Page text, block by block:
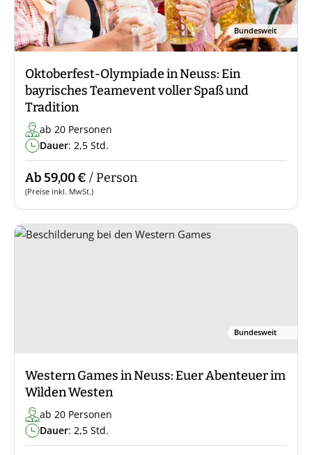
Bundesweit
Oktoberfest-Olympiade in Neuss: Ein
bayrisches Teamevent voller Spaß und
Tradition
ab 20 Personen
Dauer: 2,5 Std.
Ab 59,00 € / Person
(Preise inkl. MwSt.)
Bundesweit
Western Games in Neuss: Euer Abenteuer im
Wilden Westen
ab 20 Personen
Dauer: 2,5 Std.